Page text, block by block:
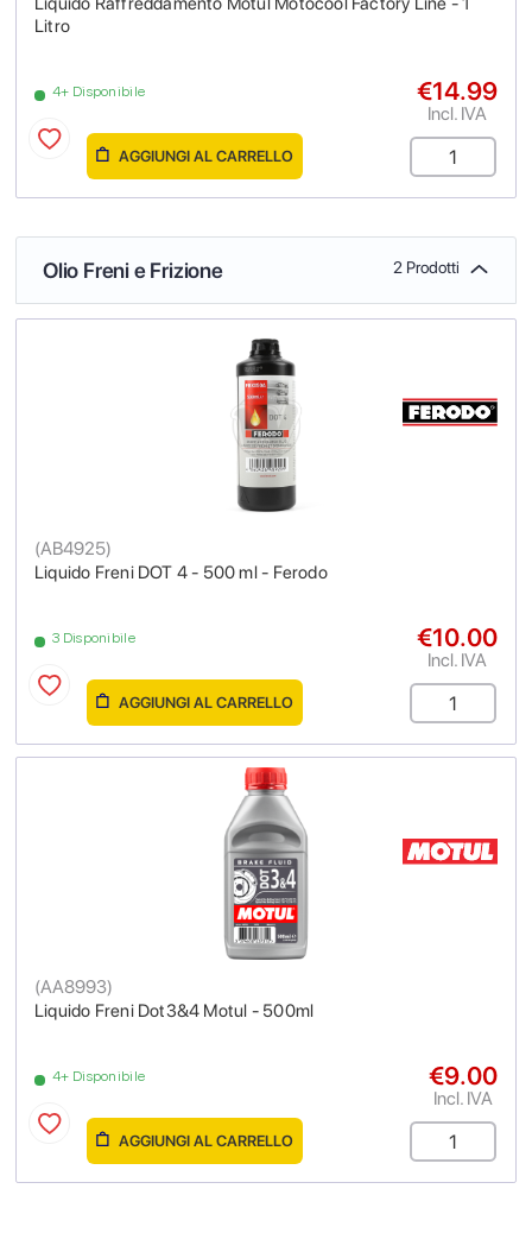
Litro
4+ Disponibile €14.99
Incl. IVA
AGGIUNGI AL CARRELLO
Olio Freni e Frizione 2 Prodotti
Liquido Freni DOT 4 - 500 ml - Ferodo
(AB4925)
3 Disponibile €10.00
Incl. IVA
AGGIUNGI AL CARRELLO
Liquido Freni Dot3&4 Motul - 500ml
(AA8993)
4+ Disponibile €9.00
Incl. IVA
AGGIUNGI AL CARRELLO